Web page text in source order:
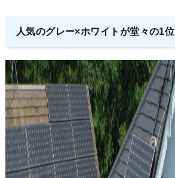
人気のグレー×ホワイトが堂々の1位